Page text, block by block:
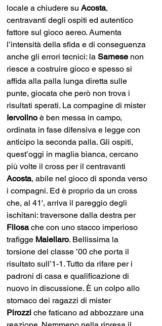
locale a chiudere su Acosta,
centravanti degli ospiti ed autentico
fattore sul gioco aereo. Aumenta
l’intensità della sfida e di conseguenza
anche gli errori tecnici: la Sarnese non
riesce a costruire gioco e spesso si
affida alla palla lunga diretta sulle
punte, giocata che però non trova i
risultati sperati. La compagine di mister
Iervolino è ben messa in campo,
ordinata in fase difensiva e legge con
anticipo la seconda palla. Gli ospiti,
quest’oggi in maglia bianca, cercano
più volte il cross per il centravanti
Acosta, abile nel gioco di sponda verso
i compagni. Ed è proprio da un cross
che, al 41', arriva il pareggio degli
ischitani: traversone dalla destra per
Filosa che con uno stacco imperioso
trafigge Maiellaro. Bellissima la
torsione del classe ’00 che porta il
risultato sull’1-1. Tutto da rifare per i
padroni di casa e qualificazione di
nuovo in discussione. È un colpo allo
stomaco dei ragazzi di mister
Pirozzi che faticano ad abbozzare una